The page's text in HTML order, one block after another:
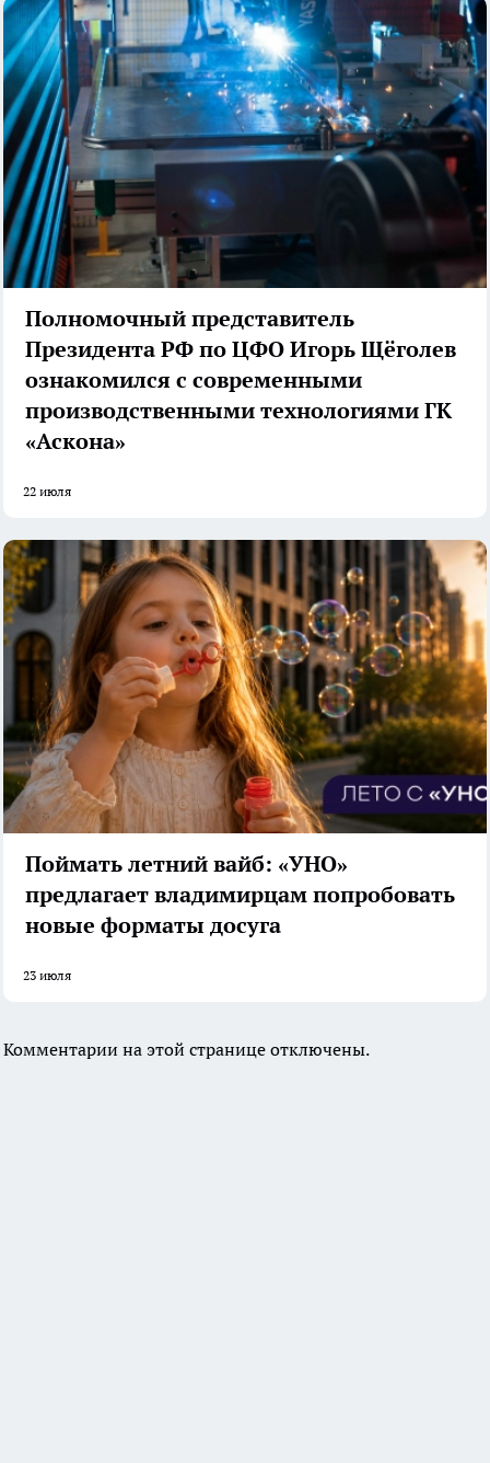
Полномочный представитель
Президента РФ по ЦФО Игорь Щёголев
ознакомился с современными
производственными технологиями ГК
«Аскона»
22 июля
Поймать летний вайб: «УНО»
предлагает владимирцам попробовать
новые форматы досуга
23 июля
Комментарии на этой странице отключены.